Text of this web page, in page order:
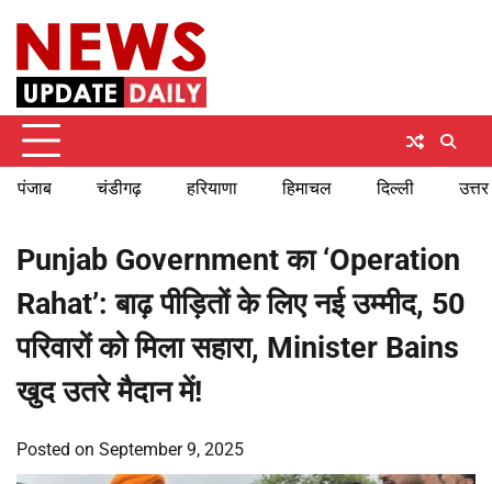
content
पंजाब चंडीगढ़ हरियाणा हिमाचल दिल्ली
Punjab Government का ‘Operation
Rahat’: बाढ़ पीड़ितों के लिए नई उम्मीद, 50
परिवारों को मिला सहारा, Minister Bains
खुद उतरे मैदान में!
Posted on September 9, 2025